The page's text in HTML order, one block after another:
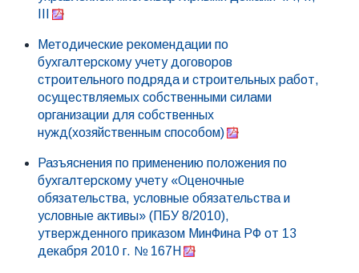
Методические рекомендации по
бухгалтерскому учету договоров
строительного подряда и строительных работ,
осуществляемых собственными силами
организации для собственных
нужд(хозяйственным способом)
Разъяснения по применению положения по
бухгалтерскому учету «Оценочные
обязательства, условные обязательства и
условные активы» (ПБУ 8/2010),
утвержденного приказом МинФина РФ от 13
декабря 2010 г. № 167Н